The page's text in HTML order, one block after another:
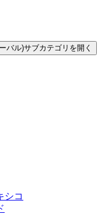
バル)サブカテゴリを開く
シコ